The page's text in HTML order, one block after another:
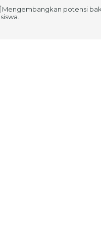
Mengembangkan potensi
siswa.